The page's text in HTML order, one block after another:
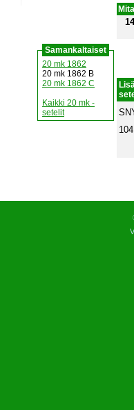
Samankaltaiset
20 mk 1862
20 mk 1862 B
20 mk 1862 C
Kaikki 20 mk -
setelit
104